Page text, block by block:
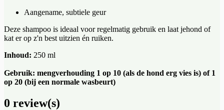
Aangename, subtiele geur
Deze shampoo is ideaal voor regelmatig gebruik en laat jehond of
kat er op z'n best uitzien én ruiken.
Inhoud: 250 ml
Gebruik: mengverhouding 1 op 10 (als de hond erg vies is) of 1
op 20 (bij een normale wasbeurt)
0 review(s)